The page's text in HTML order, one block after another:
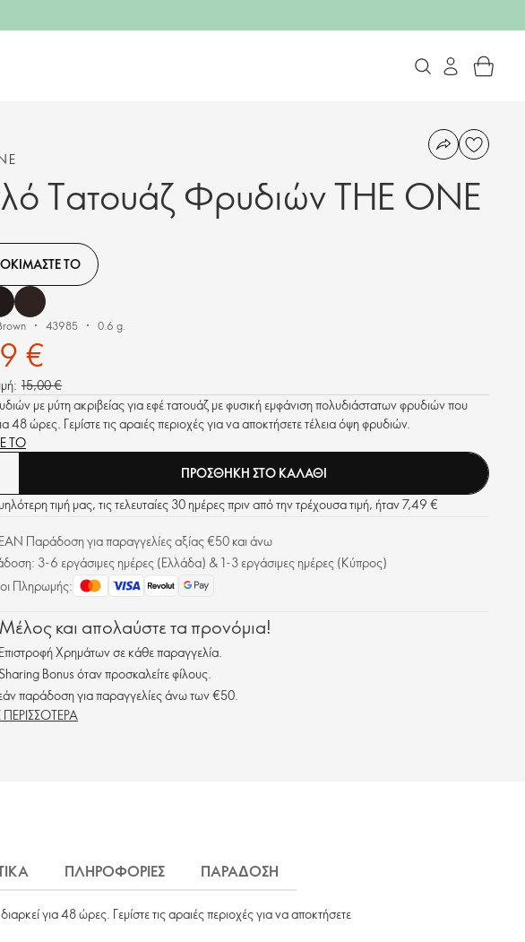
Τατουάζ Φρυδιών THE ONE
ΤΟ
43985 0.6 g.
€
15,00 €
με μύτη ακριβείας για εφέ τατουάζ με φυσική εμφάνιση πολυδιάστατων φρυδιών που
48 ώρες. Γεμίστε τις αραιές περιοχές για να αποκτήσετε τέλεια όψη φρυδιών.
ΤΟ
ΠΡΟΣΘΗΚΗ ΣΤΟ ΚΑΛΑΘΙ
τιμή μας, τις τελευταίες 30 ημέρες πριν από την τρέχουσα τιμή, ήταν 7,49 €
Παράδοση για παραγγελίες αξίας €50 και άνω
3-6 εργάσιμες ημέρες (Ελλάδα) & 1-3 εργάσιμες ημέρες (Κύπρος)
Πληρωμής:
Μέλος και απολαύστε τα προνόμια!
Χρημάτων σε κάθε παραγγελία.
Bonus όταν προσκαλείτε φίλους.
παράδοση για παραγγελίες άνω των €50.
ΠΛΗΡΟΦΟΡΙΕΣ ΠΑΡΑΔΟΣΗ
για 48 ώρες. Γεμίστε τις αραιές περιοχές για να αποκτήσετε